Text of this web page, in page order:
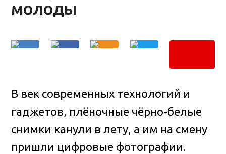
молоды
В век современных технологий и
гаджетов, плёночные чёрно-белые
снимки канули в лету, а им на смену
пришли цифровые фотографии.